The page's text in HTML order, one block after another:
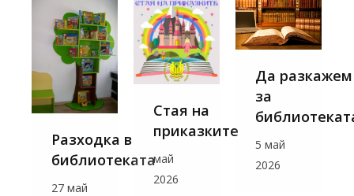
Разходка в
библиотеката
27 май
Стая на
приказките
май
2026
Да разкажем
за
5 май
2026